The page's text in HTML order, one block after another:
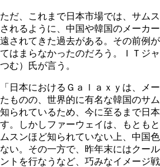
ただ、これまで日本市場では、サム
されるように、中国や韓国のメーカ
遠されてきた過去がある。その前例
てはまらなかったのだろう。ＩＴジ
つむ）氏が言う。
「日本におけるＧａｌａｘｙは、メ
たものの、世界的に有名な韓国のサ
知られているため、今に至るまで日
す。しかしファーウェイは、もとも
ムスンほど知られていない上、中国
ない。その一方で、昨年末にはクー
ントを行なうなど、巧みなイメージ